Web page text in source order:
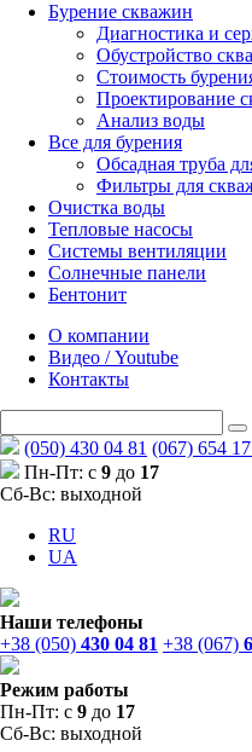
Бурение скважин
Диагностика и
Обустройство
Стоимость
Проектирование
Анализ воды
Все для бурения
Обсадная труба
Фильтры для
Очистка воды
Тепловые насосы
Системы вентиляции
Солнечные панели
Бентонит
О компании
Видео / Youtube
Контакты
(050) 430 04 81 (067) 654 17
Пн-Пт: с 9 до 17
Сб-Вс: выходной
RU
UA
Наши телефоны
+38 (050) 430 04 81 +38 (067)
Режим работы
Пн-Пт: с 9 до 17
Сб-Вс: выходной